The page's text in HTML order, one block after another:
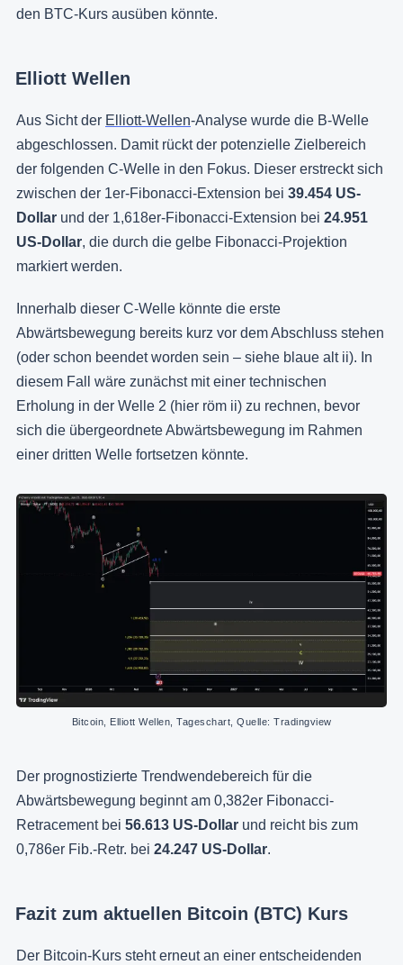
den BTC-Kurs ausüben könnte.
Elliott Wellen
Aus Sicht der Elliott-Wellen-Analyse wurde die B-Welle
abgeschlossen. Damit rückt der potenzielle Zielbereich
der folgenden C-Welle in den Fokus. Dieser erstreckt sich
zwischen der 1er-Fibonacci-Extension bei 39.454 US-
Dollar und der 1,618er-Fibonacci-Extension bei 24.951
US-Dollar, die durch die gelbe Fibonacci-Projektion
markiert werden.
Innerhalb dieser C-Welle könnte die erste
Abwärtsbewegung bereits kurz vor dem Abschluss stehen
(oder schon beendet worden sein – siehe blaue alt ii). In
diesem Fall wäre zunächst mit einer technischen
Erholung in der Welle 2 (hier röm ii) zu rechnen, bevor
sich die übergeordnete Abwärtsbewegung im Rahmen
einer dritten Welle fortsetzen könnte.
Bitcoin, Elliott Wellen, Tageschart, Quelle: Tradingview
Der prognostizierte Trendwendebereich für die
Abwärtsbewegung beginnt am 0,382er Fibonacci-
Retracement bei 56.613 US-Dollar und reicht bis zum
0,786er Fib.-Retr. bei 24.247 US-Dollar.
Fazit zum aktuellen Bitcoin (BTC) Kurs
Der Bitcoin-Kurs steht erneut an einer entscheidenden